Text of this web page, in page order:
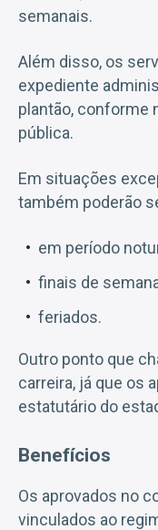
semanais.
Além disso, os
expediente
plantão, conforme
pública.
Em situações
também poderão
em período
finais de
feriados.
Outro ponto que
carreira, já que os
estatutário do
Benefícios
Os aprovados no
vinculados ao